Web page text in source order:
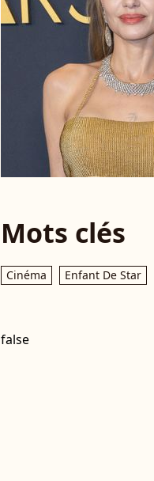
Mots clés
Cinéma Enfant De Star
false